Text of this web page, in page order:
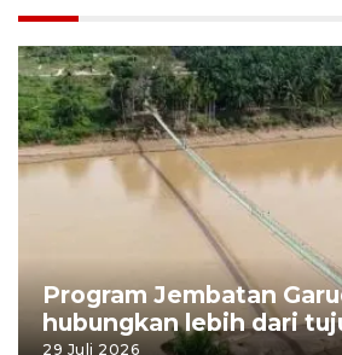
Program Jembatan
hubungkan lebih dari
29 Juli 2026